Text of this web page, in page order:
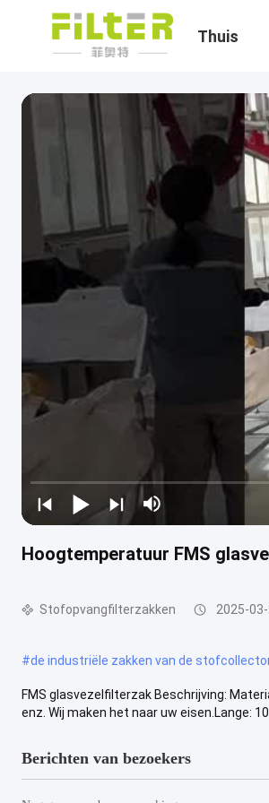
Thuis
Hoogtemperatuur FMS
Stofopvangfilterzakken 2025-03-
#de industriële zakken van de
FMS glasvezelfilterzak Beschrijving:
enz. Wij maken het naar uw eisen.Lange:
Berichten van bezoekers